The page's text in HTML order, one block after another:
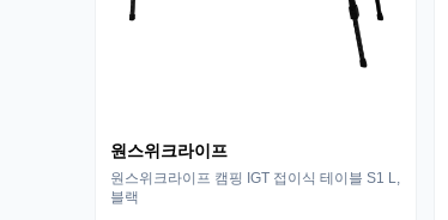
원스위크라이프
원스위크라이프 캠핑 IGT 접이식 테이블 S1 L,
블랙